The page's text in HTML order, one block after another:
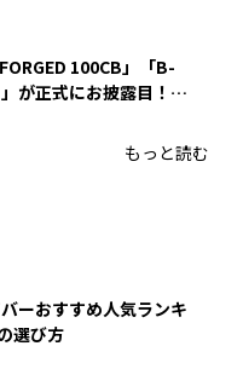
100CB」「B-
」が正式にお披露目！
もっと読む
ーおすすめ人気ランキ
選び方